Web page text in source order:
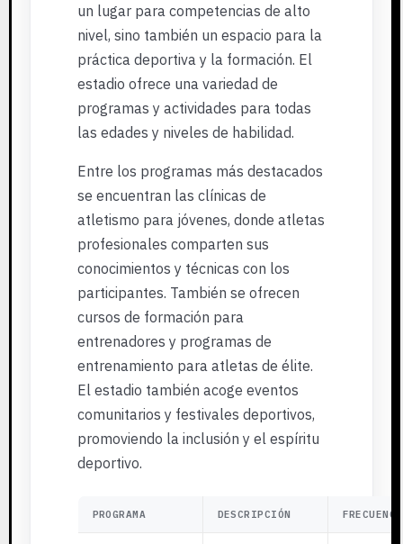
un lugar para competencias de alto
nivel, sino también un espacio para la
práctica deportiva y la formación. El
estadio ofrece una variedad de
programas y actividades para todas
las edades y niveles de habilidad.
Entre los programas más destacados
se encuentran las clínicas de
atletismo para jóvenes, donde atletas
profesionales comparten sus
conocimientos y técnicas con los
participantes. También se ofrecen
cursos de formación para
entrenadores y programas de
entrenamiento para atletas de élite.
El estadio también acoge eventos
comunitarios y festivales deportivos,
promoviendo la inclusión y el espíritu
deportivo.
PROGRAMA DESCRIPCIÓN